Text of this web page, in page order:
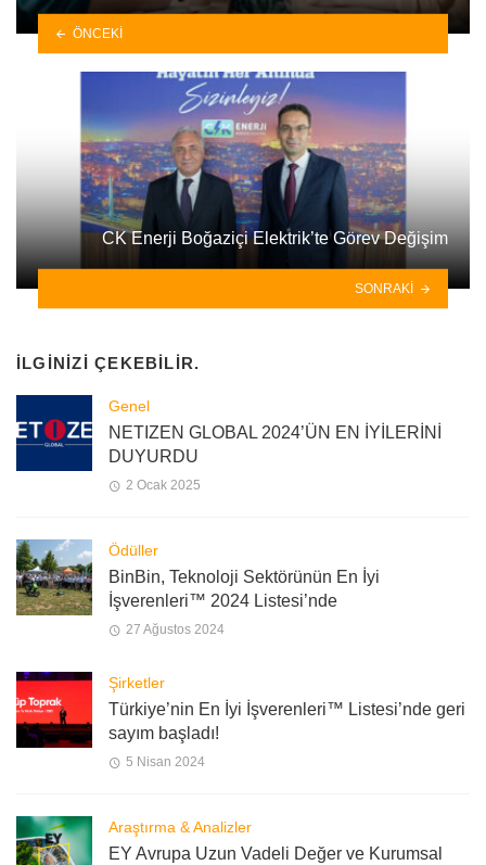
ÖNCEKI
CK Enerji Boğaziçi Elektrik’te Görev Değişim
SONRAKI
İLGINIZI ÇEKEBILIR.
Genel
NETIZEN GLOBAL 2024’ÜN EN İYİLERİNİ
DUYURDU
2 Ocak 2025
Ödüller
BinBin, Teknoloji Sektörünün En İyi
İşverenleri™ 2024 Listesi’nde
27 Ağustos 2024
Şirketler
Türkiye’nin En İyi İşverenleri™ Listesi’nde geri
sayım başladı!
5 Nisan 2024
Araştırma & Analizler
EY Avrupa Uzun Vadeli Değer ve Kurumsal